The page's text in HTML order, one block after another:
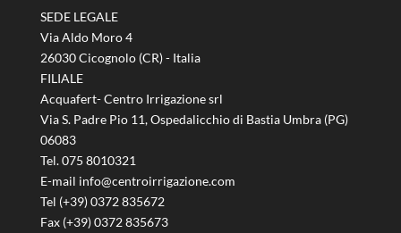
SEDE LEGALE
Via Aldo Moro 4
26030 Cicognolo (CR) - Italia
FILIALE
Acquafert- Centro Irrigazione srl
Via S. Padre Pio 11, Ospedalicchio di Bastia Umbra (PG)
06083
Tel. 075 8010321
E-mail info@centroirrigazione.com
Tel (+39) 0372 835672
Fax (+39) 0372 835673